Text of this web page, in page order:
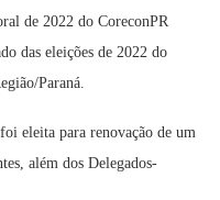
de 2022 do CoreconPR
das eleições de 2022 do
Paraná.
eleita para renovação de um
além dos Delegados-